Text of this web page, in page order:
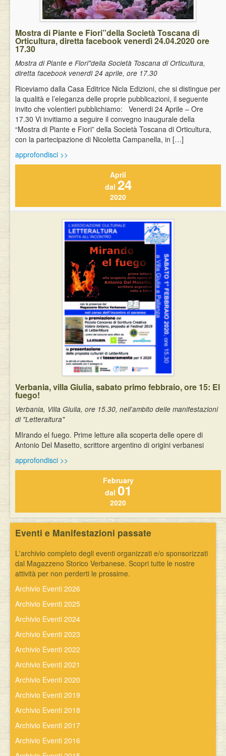
Mostra di Piante e Fiori”della Società Toscana di
Orticultura, diretta facebook venerdì 24.04.2020 ore
17.30
Mostra di Piante e Fiori"della Società Toscana di Orticultura,
diretta facebook venerdì 24 aprile, ore 17.30
Riceviamo dalla Casa Editrice Nicla Edizioni, che si distingue per
la qualità e l’eleganza delle proprie pubblicazioni, il seguente
invito che volentieri pubblichiamo: Venerdi 24 Aprile – Ore
17.30 Vi invitiamo a seguire il convegno inaugurale della
“Mostra di Piante e Fiori” della Società Toscana di Orticultura,
con la partecipazione di Nicoletta Campanella, in […]
approfondisci >>
April
dal 24
2020
Verbania, villa Giulia, sabato primo febbraio, ore 15: El
fuego!
Verbania, Villa Giulia, ore 15.30, nell'ambito delle manifestazioni
di "Letteraltura"
MIrando el fuego. Prime letture alla scoperta delle opere di
Antonio Del Masetto, scrittore argentino di origini verbanesi
approfondisci >>
February
dal 01
2020
Eventi e Manifestazioni passate
L'archivio completo degli eventi organizzati e/o sponsorizzati
dal Magazzeno Storico Verbanese. Scopri tutte le nostre
attività per non perderti le prossime.
Archivio Eventi 2026
Archivio Eventi 2025
Archivio Eventi 2024
Archivio Eventi 2023
Archivio Eventi 2022
Archivio Eventi 2021
Archivio Eventi 2020
Archivio Eventi 2019
Archivio Eventi 2018
Archivio Eventi 2017
Archivio Eventi 2016